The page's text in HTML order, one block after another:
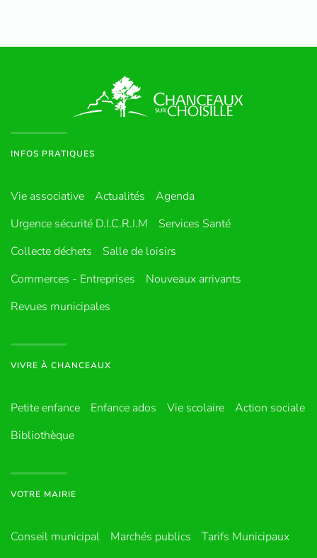
INFOS PRATIQUES
Vie associative Actualités
Agenda
Urgence sécurité D.I.C.R.I.M
Services Santé
Collecte déchets
Salle de loisirs
Commerces - Entreprises
Nouveaux arrivants
Revues municipales
VIVRE À CHANCEAUX
Petite enfance Enfance ados Vie scolaire
Action sociale
Bibliothèque
VOTRE MAIRIE
Conseil municipal Marchés publics
Tarifs Municipaux